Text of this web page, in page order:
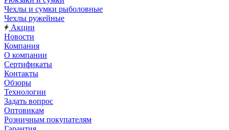
Чехлы и сумки рыболовные
Чехлы ружейные
Акции
Новости
Компания
О компании
Сертификаты
Контакты
Обзоры
Технологии
Задать вопрос
Оптовикам
Розничным покупателям